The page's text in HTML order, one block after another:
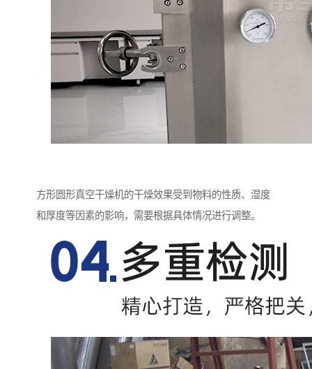
方形圆形真空干燥机的干燥效果受到物料的性质、湿度
和厚度等因素的影响，需要根据具体情况进行调整。